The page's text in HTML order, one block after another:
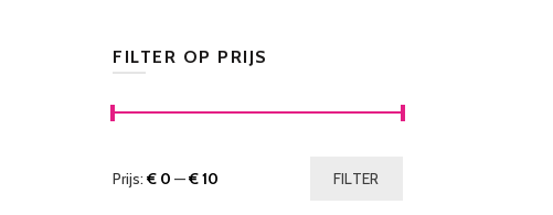
FILTER OP PRIJS
FILTER
Prijs: € 0 —€ 10